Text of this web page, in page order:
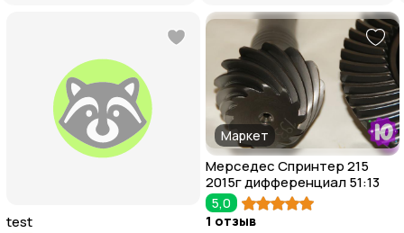
test
Маркет
Мерседес Спринтер 215
2015г дифференциал 51:13
5,0
1 отзыв